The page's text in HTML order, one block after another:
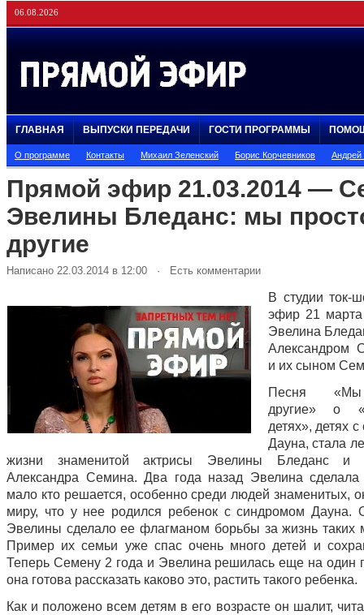
06.08.2026
ГЛАВНАЯ ВЫПУСКИ ПЕРЕДАЧИ ГОСТИ ПРОГРАММЫ
О программе Контакты Михаил Зеленский Борис Корчевников
Прямой эфир 21.03.2014 —
Эвелины Бледанс: мы
другие
Написано 22.03.2014 в 12:00 · Есть комментарии
В студии ток-
эфир 21
Эвелина
Александром
и их сыном
Песня
другие» о
детях», детях
Дауна, стала
жизни знаменитой актрисы Эвелины Бледанс и
Александра Семина. Два года назад Эвелина
мало кто решается, особенно среди людей знаменитых,
миру, что у нее родился ребенок с синдромом Дауна.
Эвелины сделало ее флагманом борьбы за жизнь таких
Пример их семьи уже спас очень много детей и
Теперь Семену 2 года и Эвелина решилась еще на один
она готова рассказать каково это, растить такого ребенка.
Как и положено всем детям в его возрасте он шалит,